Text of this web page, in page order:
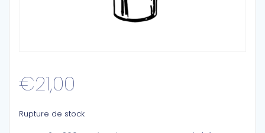
€21,00
Rupture de stock